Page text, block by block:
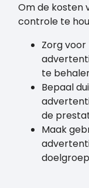
Om de kosten
controle te
Zorg
te
Bepaal
de
Maak